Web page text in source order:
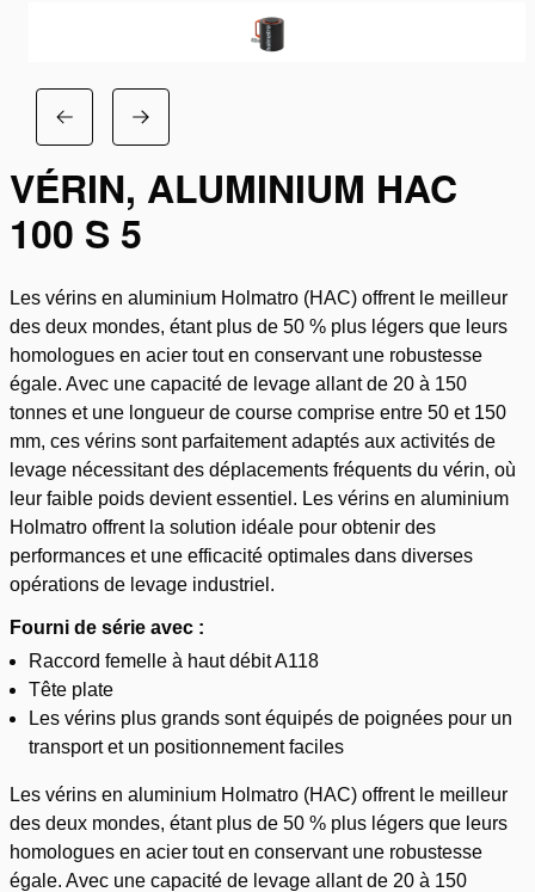
VÉRIN, ALUMINIUM HAC
100 S 5
Les vérins en aluminium Holmatro (HAC) offrent le meilleur
des deux mondes, étant plus de 50 % plus légers que leurs
homologues en acier tout en conservant une robustesse
égale. Avec une capacité de levage allant de 20 à 150
tonnes et une longueur de course comprise entre 50 et 150
mm, ces vérins sont parfaitement adaptés aux activités de
levage nécessitant des déplacements fréquents du vérin, où
leur faible poids devient essentiel. Les vérins en aluminium
Holmatro offrent la solution idéale pour obtenir des
performances et une efficacité optimales dans diverses
opérations de levage industriel.
Fourni de série avec :
Raccord femelle à haut débit A118
Tête plate
Les vérins plus grands sont équipés de poignées pour un
transport et un positionnement faciles
Les vérins en aluminium Holmatro (HAC) offrent le meilleur
des deux mondes, étant plus de 50 % plus légers que leurs
homologues en acier tout en conservant une robustesse
égale. Avec une capacité de levage allant de 20 à 150